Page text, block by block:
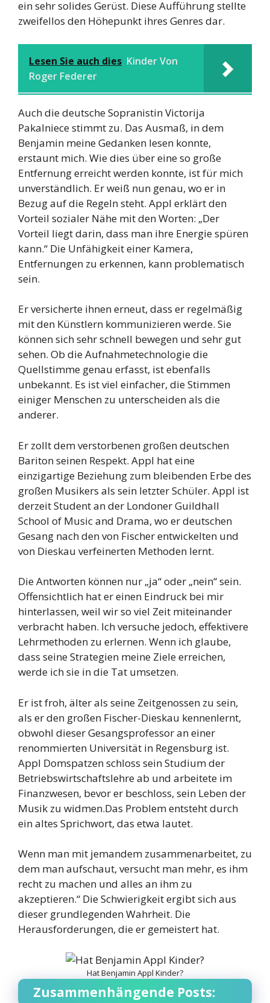
ein sehr solides Gerüst. Diese Aufführung stellte
zweifellos den Höhepunkt ihres Genres dar.
Lesen Sie auch dies Kinder Von
Roger Federer
Auch die deutsche Sopranistin Victorija
Pakalniece stimmt zu. Das Ausmaß, in dem
Benjamin meine Gedanken lesen konnte,
erstaunt mich. Wie dies über eine so große
Entfernung erreicht werden konnte, ist für mich
unverständlich. Er weiß nun genau, wo er in
Bezug auf die Regeln steht. Appl erklärt den
Vorteil sozialer Nähe mit den Worten: „Der
Vorteil liegt darin, dass man ihre Energie spüren
kann.“ Die Unfähigkeit einer Kamera,
Entfernungen zu erkennen, kann problematisch
sein.
Er versicherte ihnen erneut, dass er regelmäßig
mit den Künstlern kommunizieren werde. Sie
können sich sehr schnell bewegen und sehr gut
sehen. Ob die Aufnahmetechnologie die
Quellstimme genau erfasst, ist ebenfalls
unbekannt. Es ist viel einfacher, die Stimmen
einiger Menschen zu unterscheiden als die
anderer.
Er zollt dem verstorbenen großen deutschen
Bariton seinen Respekt. Appl hat eine
einzigartige Beziehung zum bleibenden Erbe des
großen Musikers als sein letzter Schüler. Appl ist
derzeit Student an der Londoner Guildhall
School of Music and Drama, wo er deutschen
Gesang nach den von Fischer entwickelten und
von Dieskau verfeinerten Methoden lernt.
Die Antworten können nur „ja“ oder „nein“ sein.
Offensichtlich hat er einen Eindruck bei mir
hinterlassen, weil wir so viel Zeit miteinander
verbracht haben. Ich versuche jedoch, effektivere
Lehrmethoden zu erlernen. Wenn ich glaube,
dass seine Strategien meine Ziele erreichen,
werde ich sie in die Tat umsetzen.
Er ist froh, älter als seine Zeitgenossen zu sein,
als er den großen Fischer-Dieskau kennenlernt,
obwohl dieser Gesangsprofessor an einer
renommierten Universität in Regensburg ist.
Appl Domspatzen schloss sein Studium der
Betriebswirtschaftslehre ab und arbeitete im
Finanzwesen, bevor er beschloss, sein Leben der
Musik zu widmen.Das Problem entsteht durch
ein altes Sprichwort, das etwa lautet.
Wenn man mit jemandem zusammenarbeitet, zu
dem man aufschaut, versucht man mehr, es ihm
recht zu machen und alles an ihm zu
akzeptieren.“ Die Schwierigkeit ergibt sich aus
dieser grundlegenden Wahrheit. Die
Herausforderungen, die er gemeistert hat.
Hat Benjamin Appl Kinder?
Zusammenhängende Posts: